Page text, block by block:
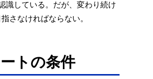
識している。だが、変わり続け
さなければならない。
トの条件